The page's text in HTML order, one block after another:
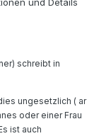
und Details
schreibt in
ungesetzlich ( ar
oder einer Frau
ist auch